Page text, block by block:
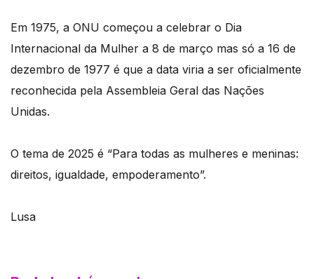
Em 1975, a ONU começou a celebrar o Dia
Internacional da Mulher a 8 de março mas só a 16 de
dezembro de 1977 é que a data viria a ser oficialmente
reconhecida pela Assembleia Geral das Nações
Unidas.
O tema de 2025 é “Para todas as mulheres e meninas:
direitos, igualdade, empoderamento”.
Lusa